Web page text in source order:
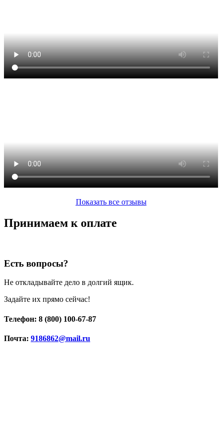
Показать все отзывы
Принимаем к оплате
Есть вопросы?
Не откладывайте дело в долгий ящик.
Задайте их прямо сейчас!
Телефон: 8 (800) 100-67-87
Почта: 9186862@mail.ru